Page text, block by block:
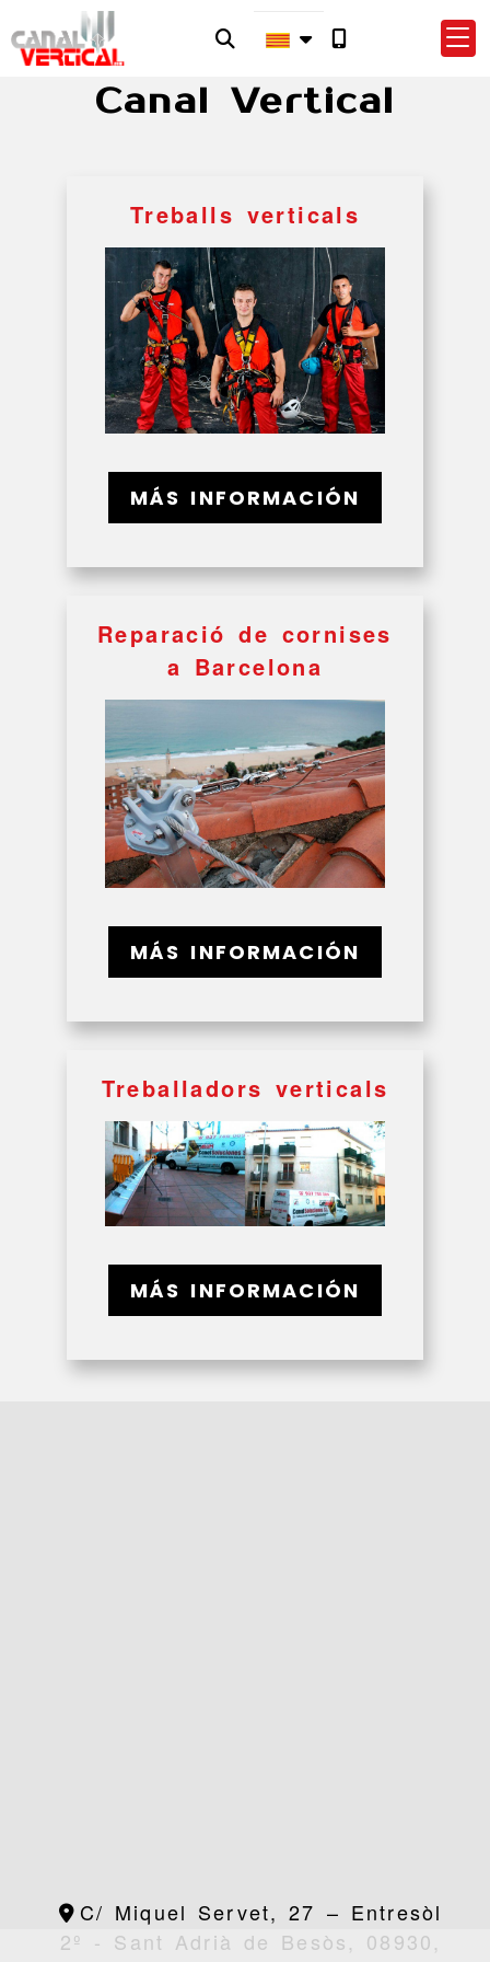
Canal Vertical
Treballs verticals
MÁS INFORMACIÓN
Reparació de cornises
a Barcelona
MÁS INFORMACIÓN
Treballadors verticals
MÁS INFORMACIÓN
C/ Miquel Servet, 27 – Entresòl
2º - Sant Adrià de Besòs, 08930,